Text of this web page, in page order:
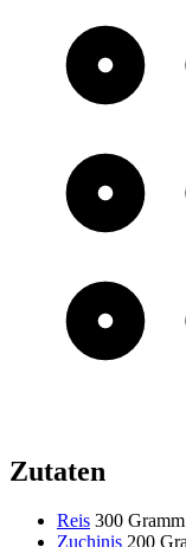
Zutaten
Reis 300 Gramm
Zuchinis 200